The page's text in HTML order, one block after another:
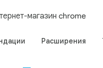
магазин chrome
Расширения